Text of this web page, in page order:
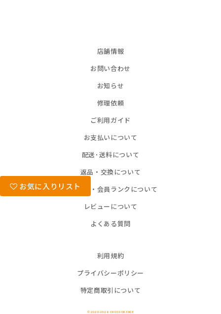
店舗情報
お問い合わせ
お知らせ
修理依頼
ご利用ガイド
お支払いについて
配送･送料について
返品・交換について
ポイント・会員ランクについて
レビューについて
よくある質問
利用規約
プライバシーポリシー
特定商取引について
© 2020-2026 CROSSORANGE
お気に入りリスト